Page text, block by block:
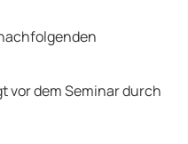
vor dem Seminar durch